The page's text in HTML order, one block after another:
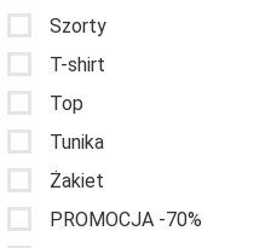
Szorty
T-shirt
Top
Tunika
Żakiet
PROMOCJA -70%